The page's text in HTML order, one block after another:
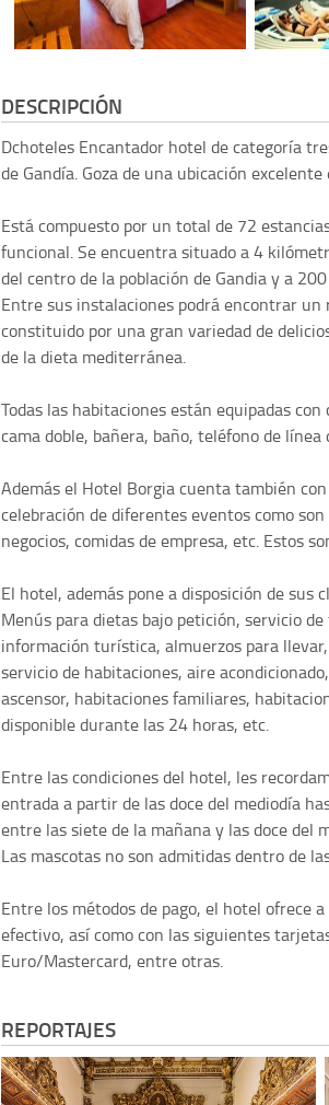
DESCRIPCIÓN
Dchoteles Encantador hotel de categoría
de Gandía. Goza de una ubicación
Está compuesto por un total de 72
funcional. Se encuentra situado a 4
del centro de la población de Gandia y a
Entre sus instalaciones podrá encontrar
constituido por una gran variedad de
de la dieta mediterránea.
Todas las habitaciones están equipadas
cama doble, bañera, baño, teléfono de línea
Además el Hotel Borgia cuenta también
celebración de diferentes eventos como
negocios, comidas de empresa, etc. Estos
El hotel, además pone a disposición de sus
Menús para dietas bajo petición, servicio
información turística, almuerzos para
servicio de habitaciones, aire
ascensor, habitaciones familiares,
disponible durante las 24 horas, etc.
Entre las condiciones del hotel, les
entrada a partir de las doce del mediodía
entre las siete de la mañana y las doce del
Las mascotas no son admitidas dentro de
Entre los métodos de pago, el hotel ofrece
efectivo, así como con las siguientes
Euro/Mastercard, entre otras.
REPORTAJES